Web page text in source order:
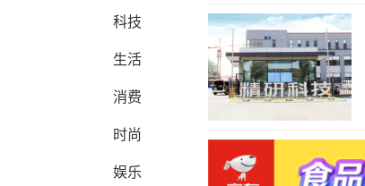
科技
生活
消费
时尚
娱乐